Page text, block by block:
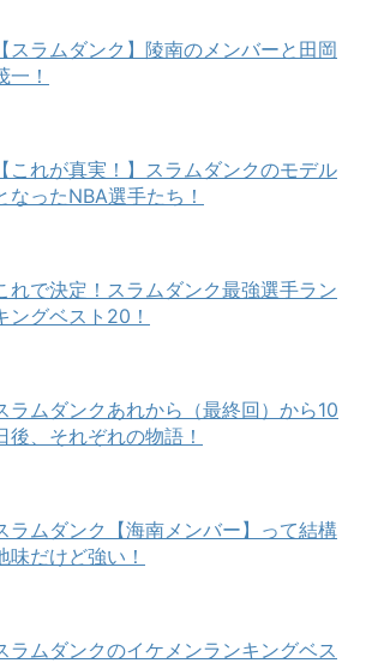
【スラムダンク】陵南のメンバーと田岡
一！
【これが真実！】スラムダンクのモデル
なったNBA選手たち！
れで決定！スラムダンク最強選手ラン
ングベスト20！
ラムダンクあれから（最終回）から10
後、それぞれの物語！
ラムダンク【海南メンバー】って結構
味だけど強い！
ラムダンクのイケメンランキングベス